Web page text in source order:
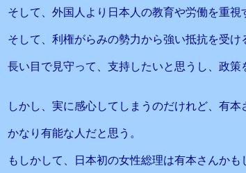
そして、外国人より日本人の教育や労働を重視
そして、利権がらみの勢力から強い抵抗を受け
長い目で見守って、支持したいと思うし、政
しかし、実に感心してしまうのだけれど、有本
かなり有能な人だと思う。
もしかして、日本初の女性総理は有本さんかも